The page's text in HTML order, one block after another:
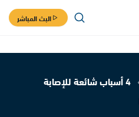
البث المباشر
4 أسباب شائعة للإصابة